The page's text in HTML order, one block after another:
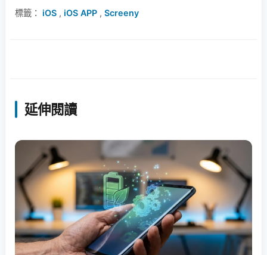
標籤： iOS , iOS APP , Screeny
延伸閱讀